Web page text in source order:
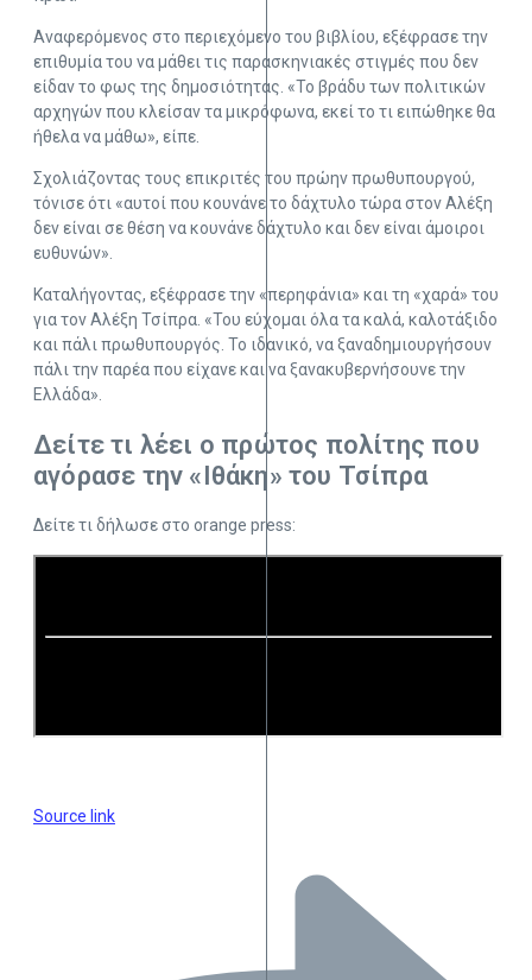
Αναφερόμενος στο περιεχόμενο του βιβλίου, εξέφρασε την
επιθυμία του να μάθει τις παρασκηνιακές στιγμές που δεν
είδαν το φως της δημοσιότητας. «Το βράδυ των πολιτικών
αρχηγών που κλείσαν τα μικρόφωνα, εκεί το τι ειπώθηκε θα
ήθελα να μάθω», είπε.
Σχολιάζοντας τους επικριτές του πρώην πρωθυπουργού,
τόνισε ότι «αυτοί που κουνάνε το δάχτυλο τώρα στον Αλέξη
δεν είναι σε θέση να κουνάνε δάχτυλο και δεν είναι άμοιροι
ευθυνών».
Καταλήγοντας, εξέφρασε την «περηφάνια» και τη «χαρά» του
για τον Αλέξη Τσίπρα. «Του εύχομαι όλα τα καλά, καλοτάξιδο
και πάλι πρωθυπουργός. Το ιδανικό, να ξαναδημιουργήσουν
πάλι την παρέα που είχανε και να ξανακυβερνήσουνε την
Ελλάδα».
Δείτε τι λέει ο πρώτος πολίτης που
αγόρασε την «Ιθάκη» του Τσίπρα
Δείτε τι δήλωσε στο orange press:
Source link